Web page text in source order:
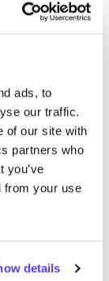
ads, to
our traffic.
of our site with
partners who
you’ve
from your use
details